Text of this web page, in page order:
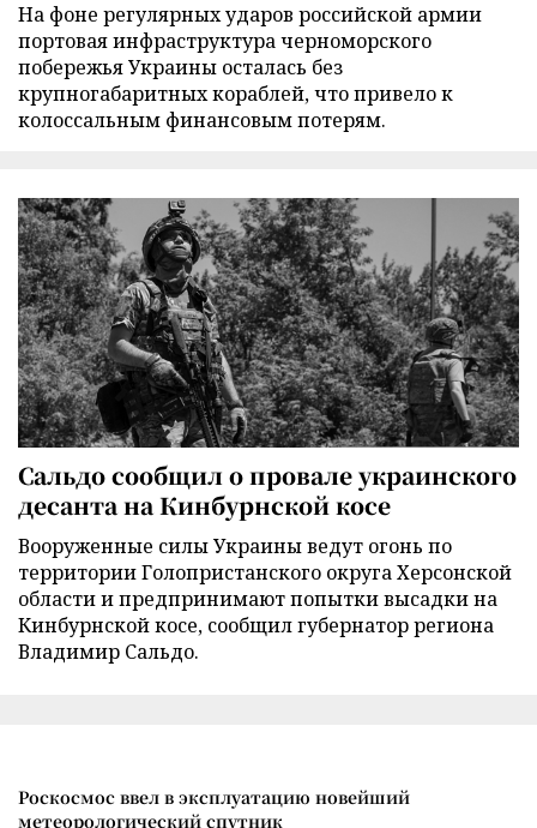
На фоне регулярных ударов российской армии
портовая инфраструктура черноморского
побережья Украины осталась без
крупногабаритных кораблей, что привело к
колоссальным финансовым потерям.
Сальдо сообщил о провале украинского
десанта на Кинбурнской косе
Вооруженные силы Украины ведут огонь по
территории Голопристанского округа Херсонской
области и предпринимают попытки высадки на
Кинбурнской косе, сообщил губернатор региона
Владимир Сальдо.
Роскосмос ввел в эксплуатацию новейший
метеорологический спутник